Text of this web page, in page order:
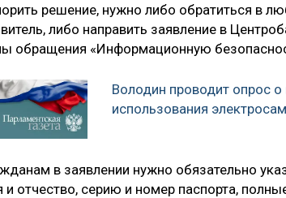
решение, нужно либо обратиться в
либо направить заявление в
обращения «Информационную
Володин проводит опрос
использования
в заявлении нужно обязательно
и отчество, серию и номер паспорта,